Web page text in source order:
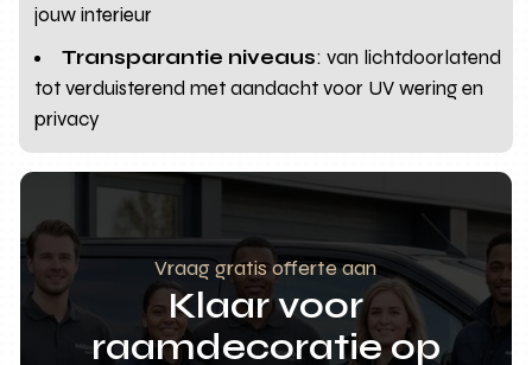
jouw interieur
Transparantie niveaus: van lichtdoorlatend
tot verduisterend met aandacht voor UV wering en
privacy
Vraag gratis offerte aan
Klaar voor
raamdecoratie op